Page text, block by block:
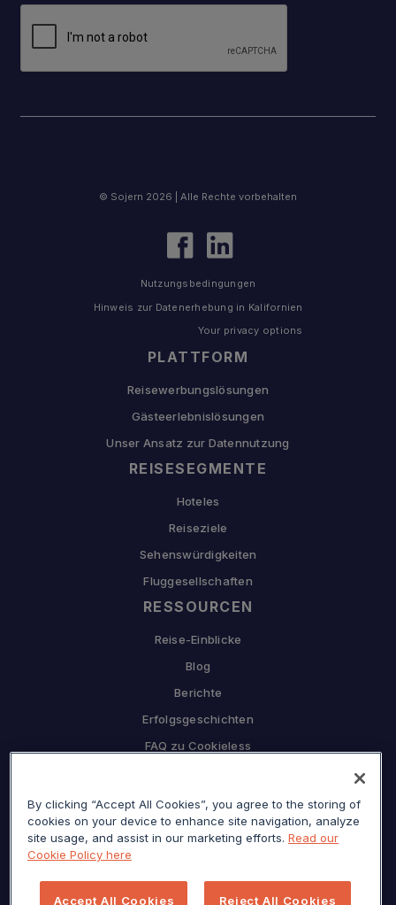
PLATTFORM
Reisewerbungslösungen
Gästeerlebnislösungen
Unser Ansatz zur Datennutzung
REISESEGMENTE
Hoteles
Reiseziele
Sehenswürdigkeiten
Fluggesellschaften
RESSOURCEN
Reise-Einblicke
Blog
Berichte
Erfolgsgeschichten
FAQ zu Cookieless
Warum Sojern
Presse
© Sojern 2026 | Alle Rechte vorbehalten
Nutzungsbedingungen
Hinweis zur Datenerhebung in Kalifornien
Your privacy options
By clicking “Accept All Cookies”, you agree to the storing of
cookies on your device to enhance site navigation, analyze
site usage, and assist in our marketing efforts. Read our
Cookie Policy here
Accept All Cookies Reject All Cookies